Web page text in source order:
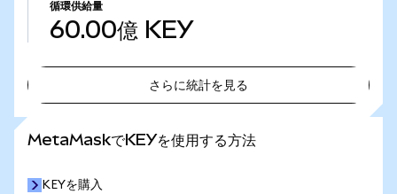
循環供給量
60.00億 KEY
さらに統計を見る
MetaMaskでKEYを使用する方法
KEYを購入